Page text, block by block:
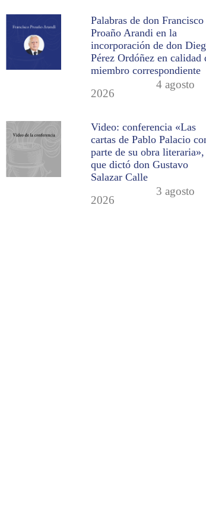
Palabras de don Francisco
Proaño Arandi en la
incorporación de don
Pérez Ordóñez en calidad
miembro correspondiente
4 agosto
2026
Video: conferencia «Las
cartas de Pablo Palacio
parte de su obra literaria»,
que dictó don Gustavo
Salazar Calle
3 agosto
2026